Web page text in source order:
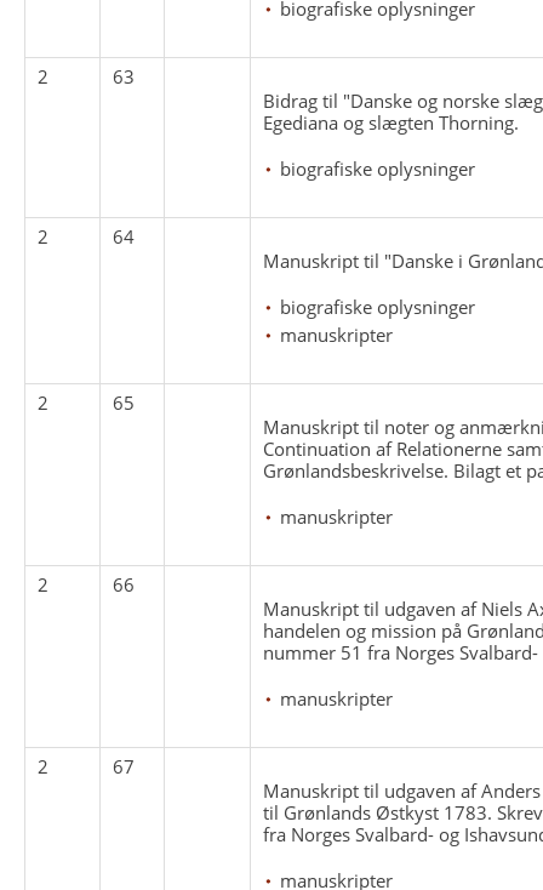
biografiske oplysninger
2
63
Bidrag til "Danske og norske
Egediana og slægten Thorning.
biografiske oplysninger
2
64
Manuskript til "Danske i
biografiske oplysninger
manuskripter
2
65
Manuskript til noter og
Continuation af Relationerne
Grønlandsbeskrivelse. Bilagt et
manuskripter
2
66
Manuskript til udgaven af Niels
handelen og mission på
nummer 51 fra Norges
manuskripter
2
67
Manuskript til udgaven af
til Grønlands Østkyst 1783.
fra Norges Svalbard- og
manuskripter